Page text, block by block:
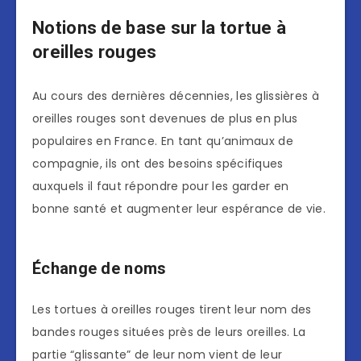
Notions de base sur la tortue à
oreilles rouges
Au cours des dernières décennies, les glissières à
oreilles rouges sont devenues de plus en plus
populaires en France. En tant qu’animaux de
compagnie, ils ont des besoins spécifiques
auxquels il faut répondre pour les garder en
bonne santé et augmenter leur espérance de vie.
Échange de noms
Les tortues à oreilles rouges tirent leur nom des
bandes rouges situées près de leurs oreilles. La
partie “glissante” de leur nom vient de leur